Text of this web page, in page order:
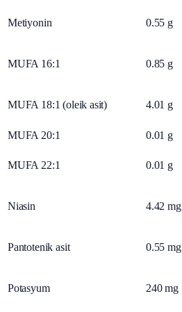
Metiyonin 0.55 g
MUFA 16:1 0.85 g
MUFA 18:1 (oleik asit) 4.01 g
MUFA 20:1 0.01 g
MUFA 22:1 0.01 g
Niasin 4.42 mg
Pantotenik asit 0.55 mg
Potasyum 240 mg